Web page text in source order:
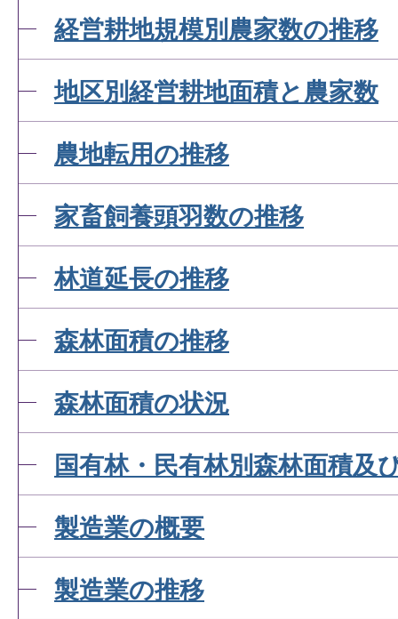
経営耕地規模別農家数の推移
地区別経営耕地面積と農家数
農地転用の推移
家畜飼養頭羽数の推移
林道延長の推移
森林面積の推移
森林面積の状況
国有林・民有林別森林面積及
製造業の概要
製造業の推移